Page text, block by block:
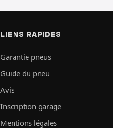
LIENS RAPIDES
Garantie pneus
Guide du pneu
Avis
Inscription garage
Mentions légales